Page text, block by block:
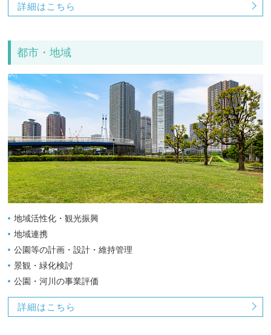
詳細はこちら
都市・地域
地域活性化・観光振興
地域連携
公園等の計画・設計・維持管理
景観・緑化検討
公園・河川の事業評価
詳細はこちら